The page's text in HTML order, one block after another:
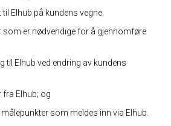
Elhub på kundens vegne;
som er nødvendige for å gjennomføre
til Elhub ved endring av kundens
fra Elhub; og
som meldes inn via Elhub.